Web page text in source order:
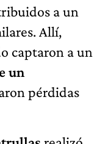
a un
Allí,
captaron a un
un
pérdidas